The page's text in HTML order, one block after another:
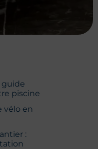
guide
piscine
vélo en
: